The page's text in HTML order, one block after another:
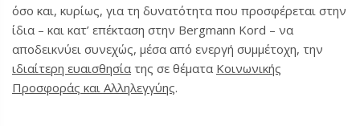
όσο και, κυρίως, για τη δυνατότητα που προσφέρεται στην
ίδια – και κατ’ επέκταση στην Bergmann Kord – να
αποδεικνύει συνεχώς, μέσα από ενεργή συμμέτοχη, την
ιδιαίτερη ευαισθησία της σε θέματα Κοινωνικής
Προσφοράς και Αλληλεγγύης.